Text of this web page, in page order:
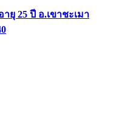
ยุ 25 ปี อ.เขาชะเมา